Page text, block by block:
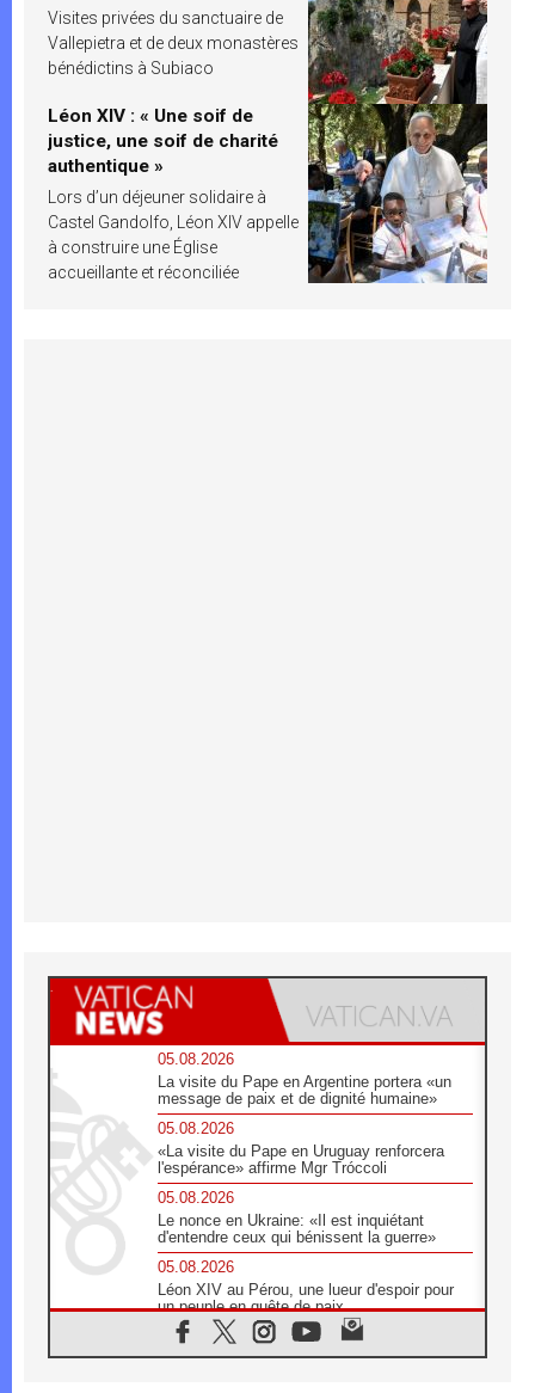
Visites privées du sanctuaire de
Vallepietra et de deux monastères
bénédictins à Subiaco
Léon XIV : « Une soif de
justice, une soif de charité
authentique »
Lors d’un déjeuner solidaire à
Castel Gandolfo, Léon XIV appelle
à construire une Église
accueillante et réconciliée
05.08.2026
La visite du Pape en Argentine portera «un
message de paix et de dignité humaine»
05.08.2026
«La visite du Pape en Uruguay renforcera
l'espérance» affirme Mgr Tróccoli
05.08.2026
Le nonce en Ukraine: «Il est inquiétant
d'entendre ceux qui bénissent la guerre»
05.08.2026
Léon XIV au Pérou, une lueur d'espoir pour
un peuple en quête de paix
05.08.2026
SCEAM: L'Église en Afrique vers